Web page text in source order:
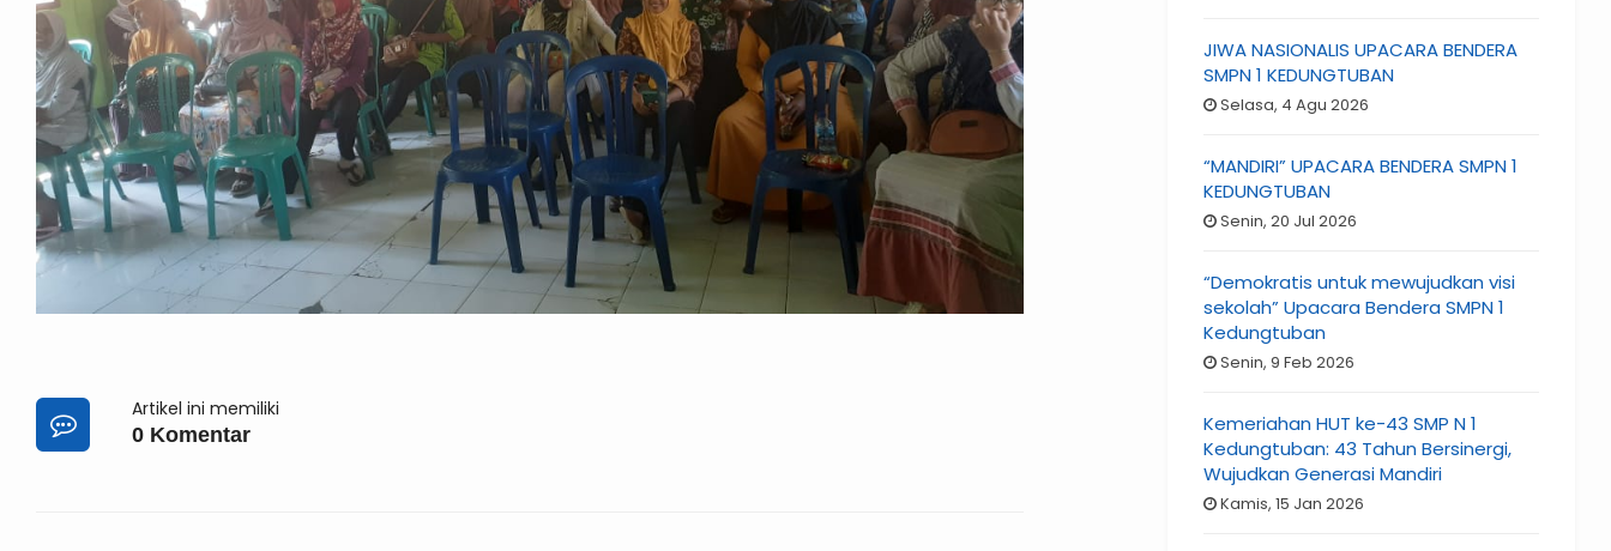
Artikel ini memiliki
0 Komentar
JIWA NASIONALIS UPACARA BENDERA
SMPN 1 KEDUNGTUBAN
Selasa, 4 Agu 2026
“MANDIRI” UPACARA BENDERA SMPN 1
KEDUNGTUBAN
Senin, 20 Jul 2026
“Demokratis untuk mewujudkan visi
sekolah” Upacara Bendera SMPN 1
Kedungtuban
Senin, 9 Feb 2026
Kemeriahan HUT ke-43 SMP N 1
Kedungtuban: 43 Tahun Bersinergi,
Wujudkan Generasi Mandiri
Kamis, 15 Jan 2026